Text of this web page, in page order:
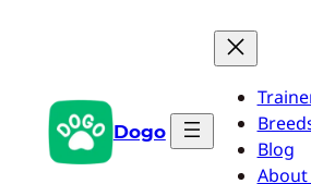
conteúdo Dogo
Blog
About